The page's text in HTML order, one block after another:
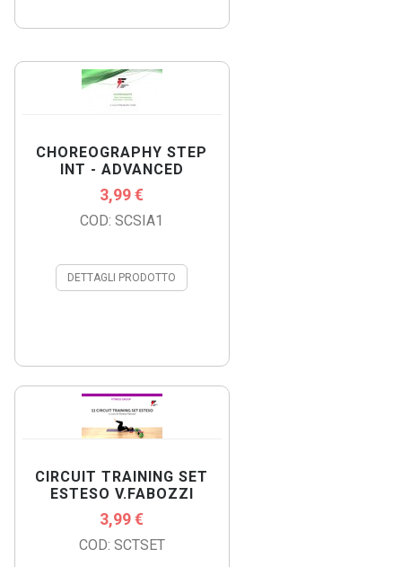
CHOREOGRAPHY STEP
INT - ADVANCED
3,99 €
COD: SCSIA1
DETTAGLI PRODOTTO
CIRCUIT TRAINING SET
ESTESO V.FABOZZI
3,99 €
COD: SCTSET